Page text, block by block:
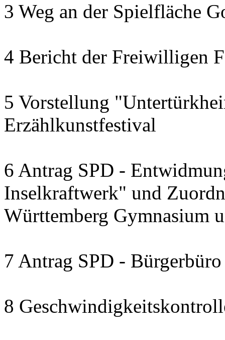
3 Weg an der Spielfläche
4 Bericht der Freiwilligen
5 Vorstellung
Erzählkunstfestival
6 Antrag SPD -
Inselkraftwerk" und
Württemberg Gymnasium
7 Antrag SPD - Bürgerbüro
8